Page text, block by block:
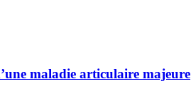
maladie articulaire majeure